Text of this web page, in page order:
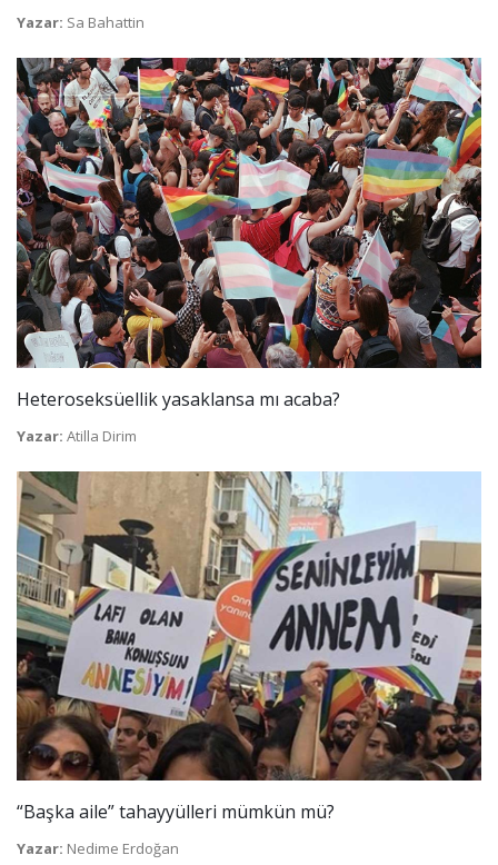
Yazar: Sa Bahattin
Heteroseksüellik yasaklansa mı acaba?
Yazar: Atilla Dirim
“Başka aile” tahayyülleri mümkün mü?
Yazar: Nedime Erdoğan